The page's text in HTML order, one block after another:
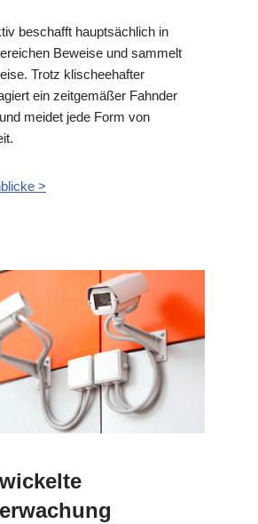
beschafft hauptsächlich in
Beweise und sammelt
Trotz klischeehafter
ein zeitgemäßer Fahnder
meidet jede Form von
>